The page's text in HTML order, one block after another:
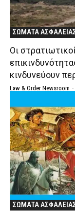
ΣΩΜΑΤΑ
Οι
κινδυνεύουν
Law & Order Newsroom -
ΣΩΜΑΤΑ